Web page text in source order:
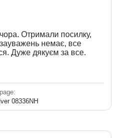
Отримали посилку,
немає, все
Дуже дякуєм за все.
08336NH